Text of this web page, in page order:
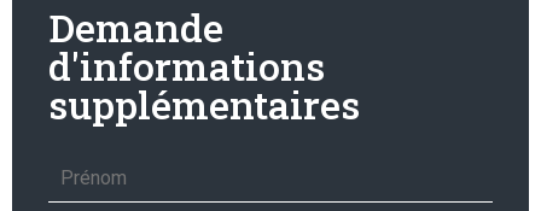
Demande
d'informations
supplémentaires